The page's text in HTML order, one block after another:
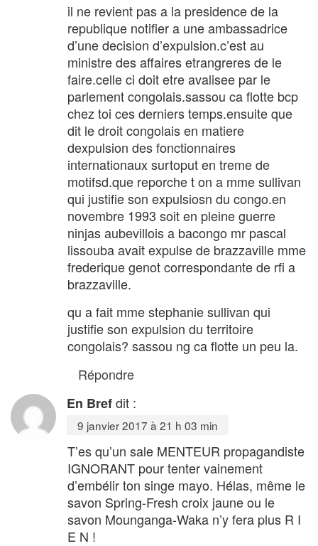
il ne revient pas a la presidence de la
republique notifier a une ambassadrice
d’une decision d’expulsion.c’est au
ministre des affaires etrangreres de le
faire.celle ci doit etre avalisee par le
parlement congolais.sassou ca flotte bcp
chez toi ces derniers temps.ensuite que
dit le droit congolais en matiere
dexpulsion des fonctionnaires
internationaux surtoput en treme de
motifsd.que reporche t on a mme sullivan
qui justifie son expulsiosn du congo.en
novembre 1993 soit en pleine guerre
ninjas aubevillois a bacongo mr pascal
lissouba avait expulse de brazzaville mme
frederique genot correspondante de rfi a
brazzaville.
qu a fait mme stephanie sullivan qui
justifie son expulsion du territoire
congolais? sassou ng ca flotte un peu la.
Répondre
En Brefdit :
9 janvier 2017 à 21 h 03 min
T’es qu’un sale MENTEUR propagandiste
IGNORANT pour tenter vainement
d’embélir ton singe mayo. Hélas, même le
savon Spring-Fresh croix jaune ou le
savon Mounganga-Waka n’y fera plus R I
E N !